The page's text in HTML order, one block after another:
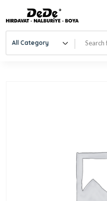
All Category